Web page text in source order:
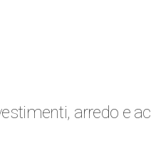
arredo e